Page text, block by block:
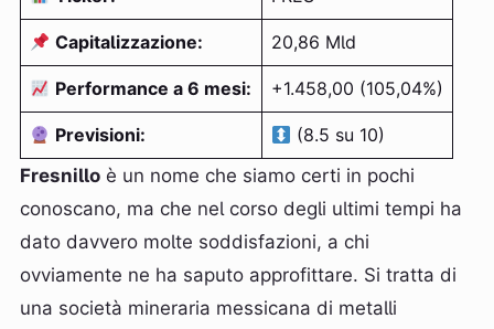
Capitalizzazione: 20,86 Mld
Performance a 6 mesi: +1.458,00 (105,04%)
Previsioni:
(8.5 su 10)
Fresnillo è un nome che siamo certi in pochi
conoscano, ma che nel corso degli ultimi tempi ha
dato davvero molte soddisfazioni, a chi
ovviamente ne ha saputo approfittare. Si tratta di
una società mineraria messicana di metalli